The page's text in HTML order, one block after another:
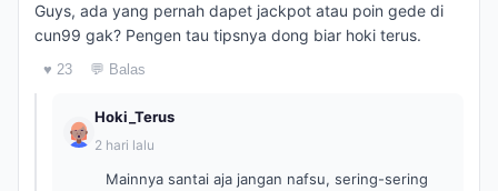
Guys, ada yang pernah dapet jackpot atau poin gede di
cun99 gak? Pengen tau tipsnya dong biar hoki terus.
♥ 23 💬 Balas
Hoki_Terus
2 hari lalu
Mainnya santai aja jangan nafsu, sering-sering